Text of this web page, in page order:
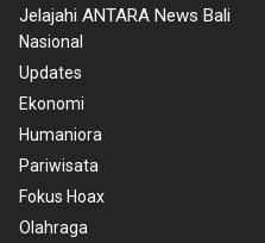
Jelajahi ANTARA News Bali
Nasional
Updates
Ekonomi
Humaniora
Pariwisata
Fokus Hoax
Olahraga